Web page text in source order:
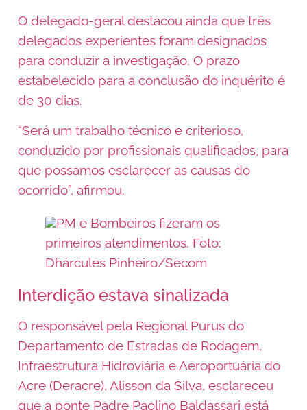
O delegado-geral destacou ainda que três
delegados experientes foram designados
para conduzir a investigação. O prazo
estabelecido para a conclusão do inquérito é
de 30 dias.
“Será um trabalho técnico e criterioso,
conduzido por profissionais qualificados, para
que possamos esclarecer as causas do
ocorrido”, afirmou.
PM e Bombeiros fizeram os
primeiros atendimentos. Foto:
Dhárcules Pinheiro/Secom
Interdição estava sinalizada
O responsável pela Regional Purus do
Departamento de Estradas de Rodagem,
Infraestrutura Hidroviária e Aeroportuária do
Acre (Deracre), Alisson da Silva, esclareceu
que a ponte Padre Paolino Baldassari está